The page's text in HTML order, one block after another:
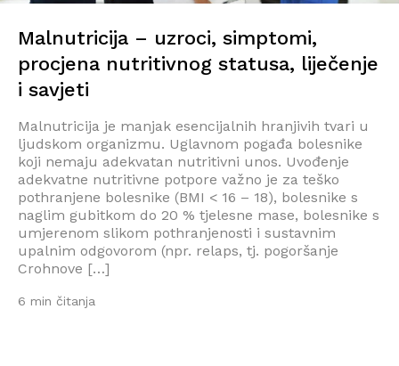
Malnutricija – uzroci, simptomi,
procjena nutritivnog statusa, liječenje
i savjeti
Malnutricija je manjak esencijalnih hranjivih tvari u
ljudskom organizmu. Uglavnom pogađa bolesnike
koji nemaju adekvatan nutritivni unos. Uvođenje
adekvatne nutritivne potpore važno je za teško
pothranjene bolesnike (BMI < 16 – 18), bolesnike s
naglim gubitkom do 20 % tjelesne mase, bolesnike s
umjerenom slikom pothranjenosti i sustavnim
upalnim odgovorom (npr. relaps, tj. pogoršanje
Crohnove […]
6 min čitanja